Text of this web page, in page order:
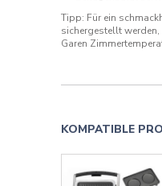
Tipp: Für ein
sichergestellt
Garen
KOMPATIBLE